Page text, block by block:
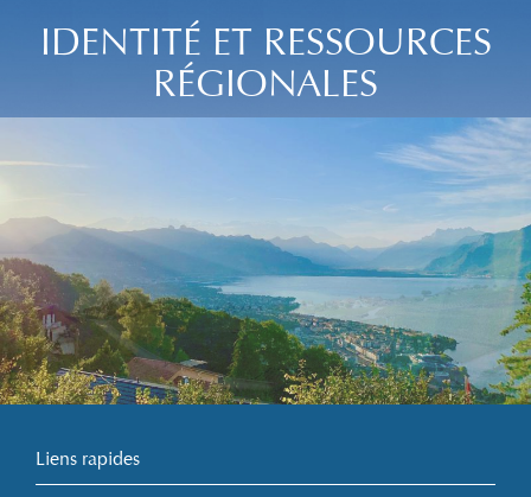
IDENTITÉ ET RESSOURCES
RÉGIONALES
Liens rapides